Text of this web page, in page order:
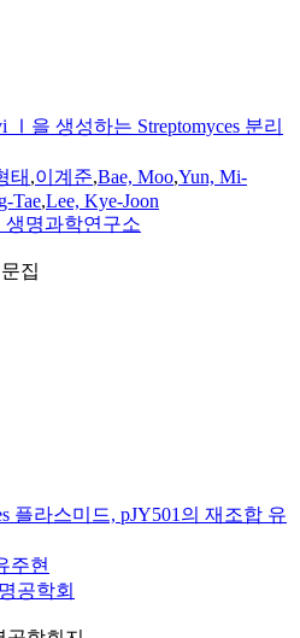
Ⅰ을 생성하는 Streptomyces 분리
태 ,이계준,Bae, Moo,Yun, Mi-
Tae,Lee, Kye-Joon
생명과학연구소
집
플라스미드, pJY501의 재조합 유
주현
공학회